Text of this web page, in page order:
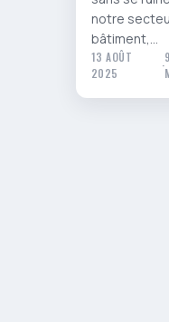
notre
bâtiment,…
13 AOÛT
2025
·
9